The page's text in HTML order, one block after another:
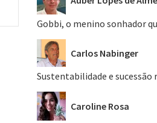
Gobbi, o menino sonhador
Carlos Nabinger
Sustentabilidade e sucessão
Caroline Rosa